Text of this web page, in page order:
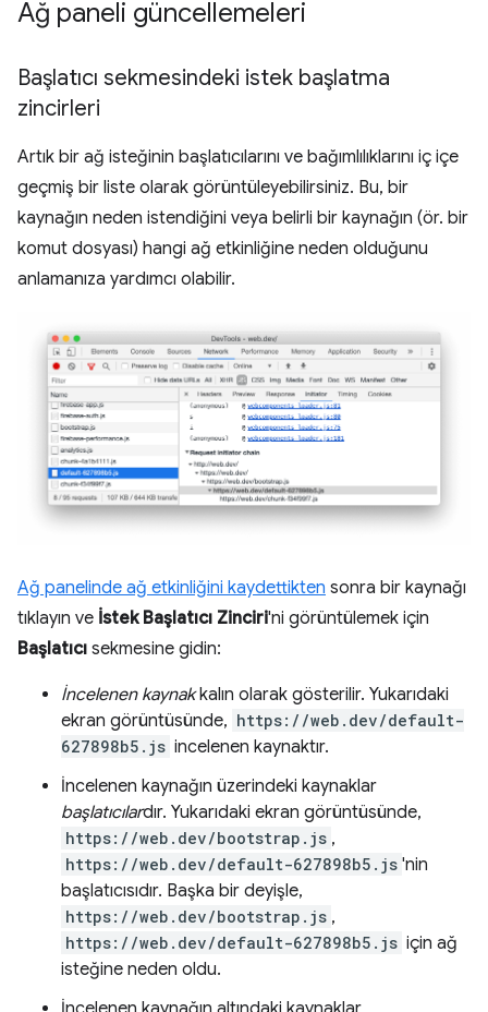
Ağ paneli güncellemeleri
Başlatıcı sekmesindeki istek başlatma
zincirleri
Artık bir ağ isteğinin başlatıcılarını ve bağımlılıklarını iç içe
geçmiş bir liste olarak görüntüleyebilirsiniz. Bu, bir
kaynağın neden istendiğini veya belirli bir kaynağın (ör. bir
komut dosyası) hangi ağ etkinliğine neden olduğunu
anlamanıza yardımcı olabilir.
Ağ panelinde ağ etkinliğini kaydettikten sonra bir kaynağı
tıklayın ve İstek Başlatıcı Zinciri'ni görüntülemek için
Başlatıcı sekmesine gidin:
İncelenen kaynakkalın olarak gösterilir. Yukarıdaki
ekran görüntüsünde, https://web.dev/default-
627898b5.js incelenen kaynaktır.
İncelenen kaynağın üzerindeki kaynaklar
başlatıcılardır. Yukarıdaki ekran görüntüsünde,
https://web.dev/bootstrap.js ,
https://web.dev/default-627898b5.js 'nin
başlatıcısıdır. Başka bir deyişle,
https://web.dev/bootstrap.js ,
https://web.dev/default-627898b5.js için ağ
isteğine neden oldu.